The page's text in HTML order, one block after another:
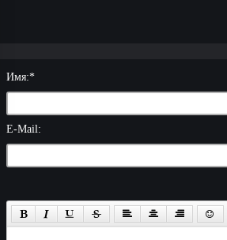
Имя:*
E-Mail: